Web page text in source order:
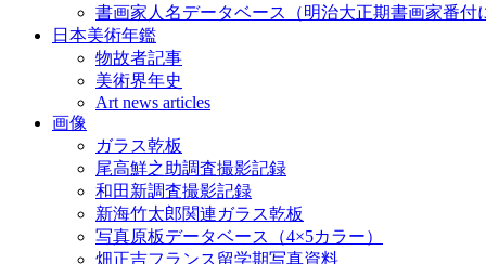
書画家人名データベース（明治大正期書画家番付
日本美術年鑑
物故者記事
美術界年史
Art news articles
画像
ガラス乾板
尾高鮮之助調査撮影記録
和田新調査撮影記録
新海竹太郎関連ガラス乾板
写真原板データベース（4×5カラー）
畑正吉フランス留学期写真資料